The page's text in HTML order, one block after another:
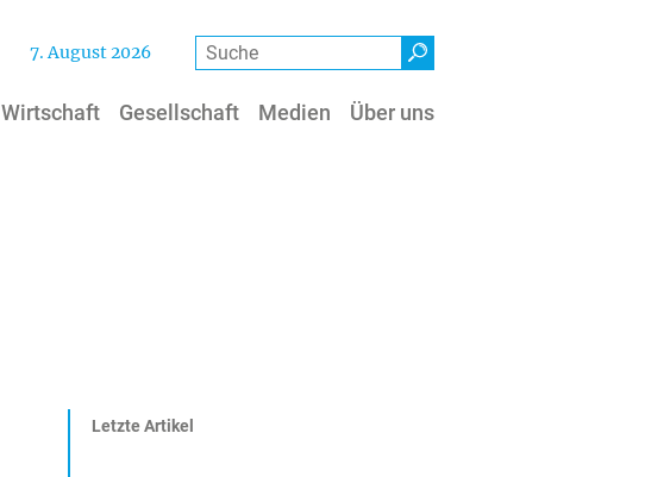
7. August 2026 Suche
Wirtschaft Gesellschaft Medien Über uns
Letzte Artikel